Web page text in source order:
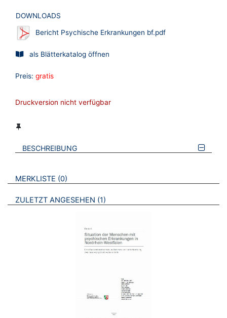
DOWNLOADS
Bericht Psychische Erkrankungen bf.pdf
als Blätterkatalog öffnen
Preis: gratis
Druckversion nicht verfügbar
BESCHREIBUNG
VERWEISE AUF VERMERKTE- ODER ZULETZT ANGESEHENE
MERKLISTE 0 BROSCHÜREN
ZULETZT ANGESEHEN 1 BROSCHÜREN